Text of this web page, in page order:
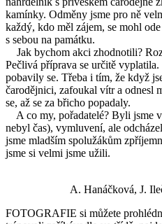
kamínky. Odměny jsme pro ně
každý, kdo měl zájem, se mohl
s sebou na památku.
Jak bychom akci zhodnotili?
Pečlivá příprava se určitě
pobavily se. Třeba i tím, že když
čarodějnici, zafoukal vítr a odnesl
se, až se za břicho popadaly.
A co my, pořadatelé? Byli jsme
nebyl čas), vymluvení, ale
jsme mladším spolužákům
jsme si velmi jsme užili.
A. Hanáčková, J.
FOTOGRAFIE si můžete